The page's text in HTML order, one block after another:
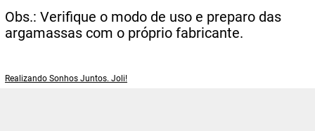
Obs.: Verifique o modo de uso e preparo das
argamassas com o próprio fabricante.
Realizando Sonhos Juntos. Joli!